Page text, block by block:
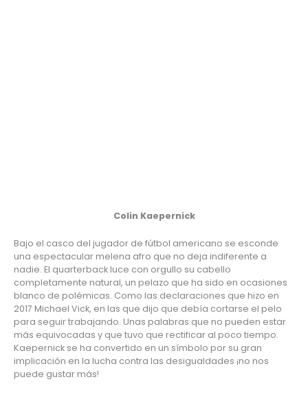
Colin Kaepernick
Bajo el casco del jugador de fútbol americano se esconde
una espectacular melena afro que no deja indiferente a
nadie. El quarterback luce con orgullo su cabello
completamente natural, un pelazo que ha sido en ocasiones
blanco de polémicas. Como las declaraciones que hizo en
2017 Michael Vick, en las que dijo que debía cortarse el pelo
para seguir trabajando. Unas palabras que no pueden estar
más equivocadas y que tuvo que rectificar al poco tiempo.
Kaepernick se ha convertido en un símbolo por su gran
implicación en la lucha contra las desigualdades ¡no nos
puede gustar más!